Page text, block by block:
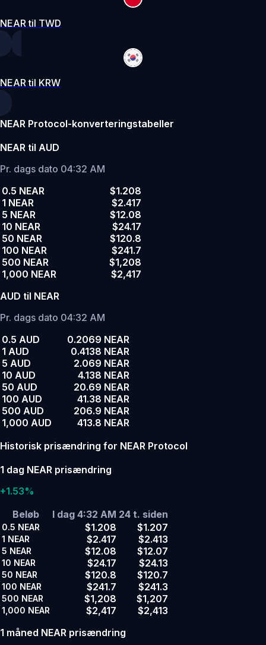
NEAR til TWD
NEAR til KRW
NEAR Protocol-konverteringstabeller
NEAR til AUD
Pr. dags dato 04:32 AM
0.5 NEAR
$1.208
1 NEAR
$2.417
5 NEAR
$12.08
10 NEAR
$24.17
50 NEAR
$120.8
100 NEAR
$241.7
500 NEAR
$1,208
1,000 NEAR
$2,417
AUD til NEAR
Pr. dags dato 04:32 AM
0.5 AUD
0.2069 NEAR
1 AUD
0.4138 NEAR
5 AUD
2.069 NEAR
10 AUD
4.138 NEAR
50 AUD
20.69 NEAR
100 AUD
41.38 NEAR
500 AUD
206.9 NEAR
1,000 AUD
413.8 NEAR
Historisk prisændring for NEAR Protocol
1 dag NEAR prisændring
+1.53%
Beløb
I dag 4:32 AM 24 t. siden
0.5 NEAR $1.208 $1.207
1 NEAR $2.417 $2.413
5 NEAR $12.08 $12.07
10 NEAR $24.17 $24.13
50 NEAR $120.8 $120.7
100 NEAR $241.7 $241.3
500 NEAR $1,208 $1,207
1,000 NEAR $2,417
$2,413
1 måned NEAR prisændring